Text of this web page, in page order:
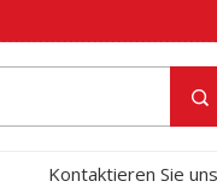
Kontaktieren Sie uns